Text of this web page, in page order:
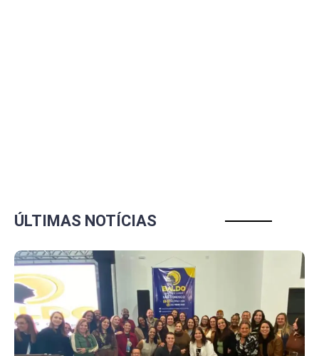
ÚLTIMAS NOTÍCIAS